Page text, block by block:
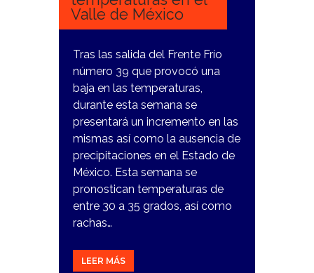
Valle de México
Tras las salida del Frente Frío
número 39 que provocó una
baja en las temperaturas,
durante esta semana se
presentará un incremento en las
mismas así como la ausencia de
precipitaciones en el Estado de
México. Esta semana se
pronostican temperaturas de
entre 30 a 35 grados, así como
rachas…
LEER MÁS